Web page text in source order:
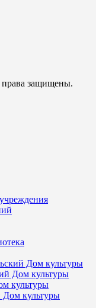
права защищены.
Дом культуры
Дом культуры
культуры
Дом культуры